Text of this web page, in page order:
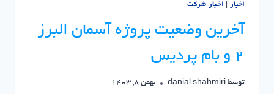
اخبار اخبار شرکت
آخرین وضعیت پروژه آسمان البرز
2 و بام پردیس
توسط danial shahmiri بهمن 8, 1403